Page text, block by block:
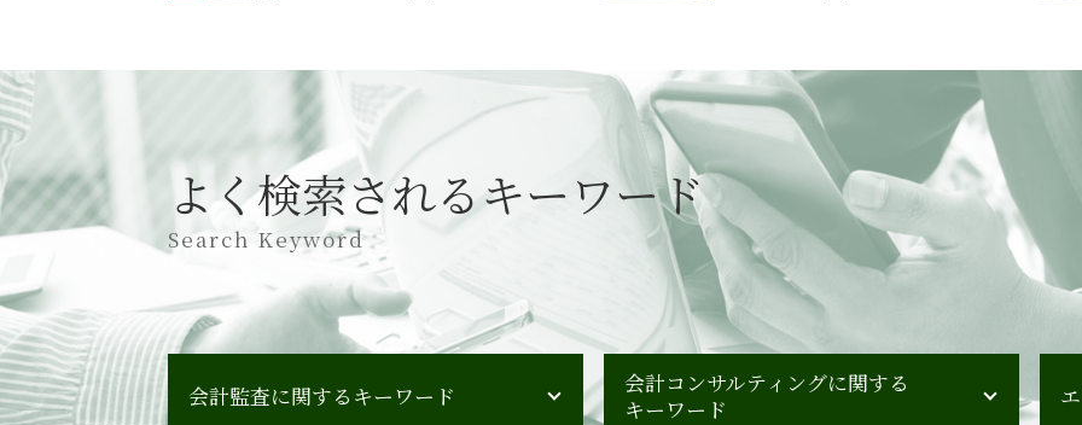
よく検索されるキーワード
Search Keyword
会計監査に関するキーワード
会計コンサルティングに関する
キーワード